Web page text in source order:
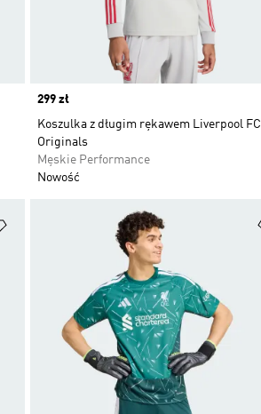
Price
299 zł
Koszulka z długim rękawem Liverpool FC
Originals
Męskie Performance
Nowość
Dodaj do listy życzeń